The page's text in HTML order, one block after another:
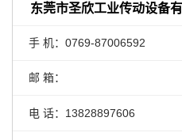
东莞市圣欣工业传动设备
手 机：0769-87006592
邮 箱：
电 话：13828897606